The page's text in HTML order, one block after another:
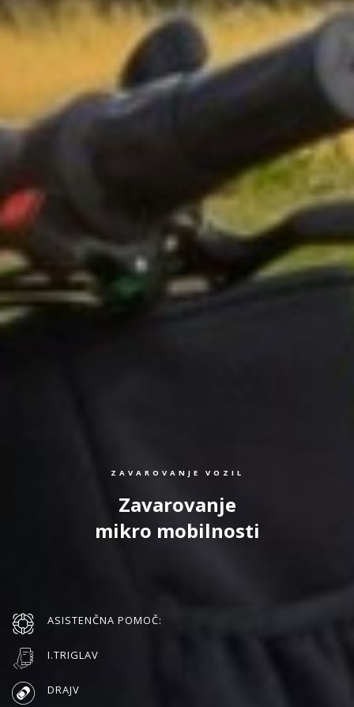
ZAVAROVANJE VOZIL
Zavarovanje
mikro mobilnosti
ASISTENČNA POMOČ:
I.TRIGLAV
DRAJV